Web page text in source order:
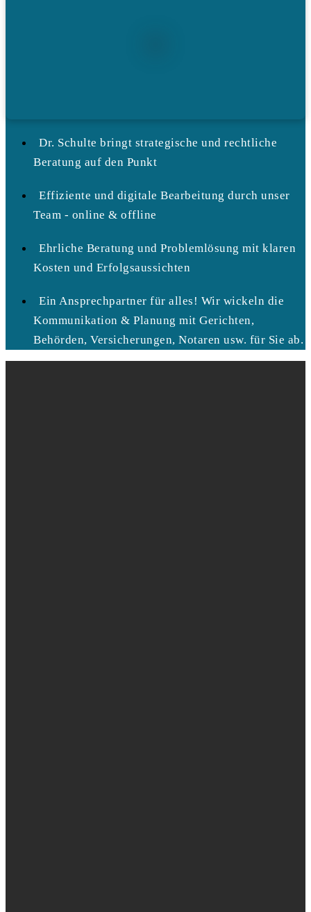
Dr. Schulte bringt strategische und rechtliche
Beratung auf den Punkt
Effiziente und digitale Bearbeitung durch unser
Team - online & offline
Ehrliche Beratung und Problemlösung mit klaren
Kosten und Erfolgsaussichten
Ein Ansprechpartner für alles! Wir wickeln die
Kommunikation & Planung mit Gerichten,
Behörden, Versicherungen, Notaren usw. für Sie ab.